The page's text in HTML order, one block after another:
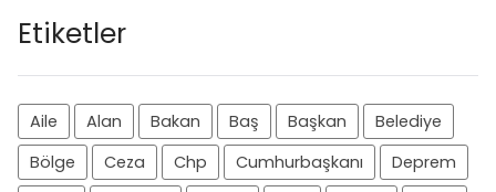
Etiketler
Aile Alan Bakan Baş Başkan
Belediye
Bölge
Ceza Chp Cumhurbaşkanı
Deprem